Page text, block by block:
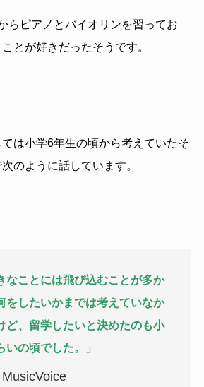
らピアノとバイオリンを習ってお
とが好きだったそうです。
は小学6年生の頃から考えていたそ
のように話しています。
なことには飛び込むことが多か
をしたいかまでは考えていなか
ど、留学したいと決めたのも小
いの頃でした。」